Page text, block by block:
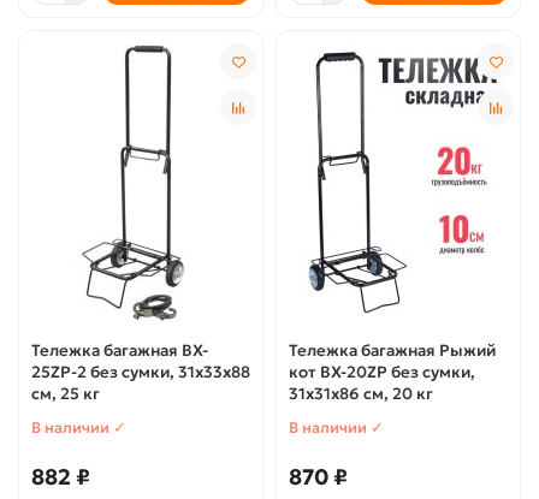
Тележка багажная BX-
25ZP-2 без сумки, 31х33х88
см, 25 кг
В наличии ✓
882 ₽
Тележка багажная Рыжий
кот BX-20ZP без сумки,
31х31х86 см, 20 кг
В наличии ✓
870 ₽